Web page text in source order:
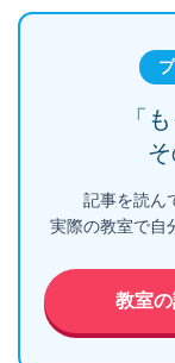
「
記事を読ん
実際の教室で自
教室